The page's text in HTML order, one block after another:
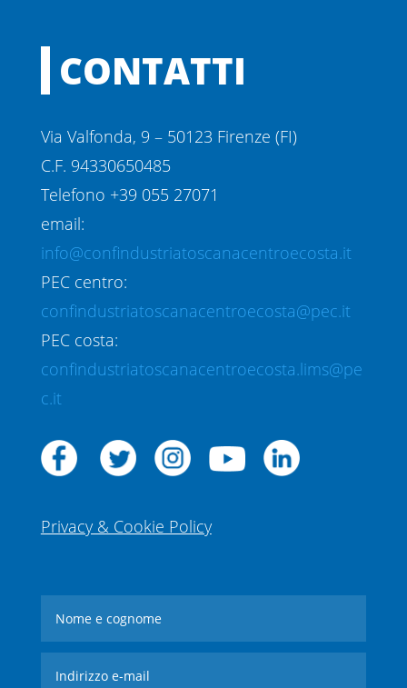
CONTATTI
Via Valfonda, 9 – 50123 Firenze (FI)
C.F. 94330650485
Telefono +39 055 27071
email:
info@confindustriatoscanacentroecosta.it
PEC centro:
confindustriatoscanacentroecosta@pec.it
PEC costa:
confindustriatoscanacentroecosta.lims@pe
c.it
Privacy & Cookie Policy